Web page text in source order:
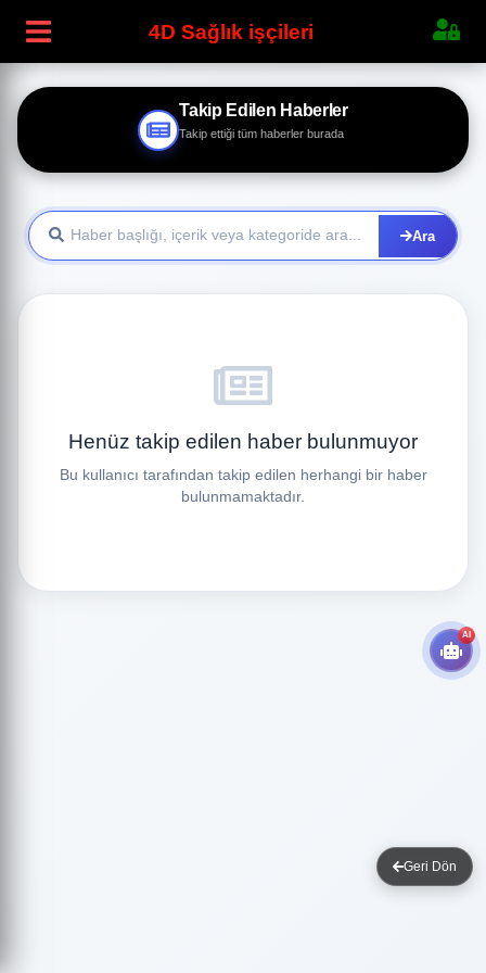
4D Sağlık işçileri
AI
Takip Edilen Haberler
Takip ettiği tüm haberler burada
Ara
Henüz takip edilen haber bulunmuyor
Bu kullanıcı tarafından takip edilen herhangi bir haber
bulunmamaktadır.
Geri Dön